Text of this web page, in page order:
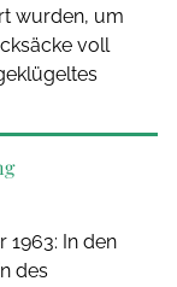
wurden, um
voll
1963: In den
des